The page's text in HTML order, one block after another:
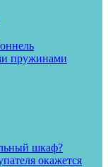
пружинами
шкаф?
окажется